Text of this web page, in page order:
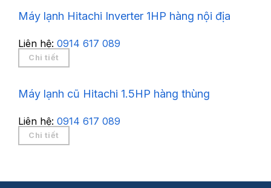
Máy lạnh Hitachi Inverter 1HP hàng nội địa
Liên hệ: 0914 617 089
Chi tiết
Máy lạnh cũ Hitachi 1.5HP hàng thùng
Liên hệ: 0914 617 089
Chi tiết